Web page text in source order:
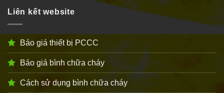
Liên kết website
Báo giá thiết bị PCCC
Báo giá bình chữa cháy
Cách sử dụng bình chữa cháy